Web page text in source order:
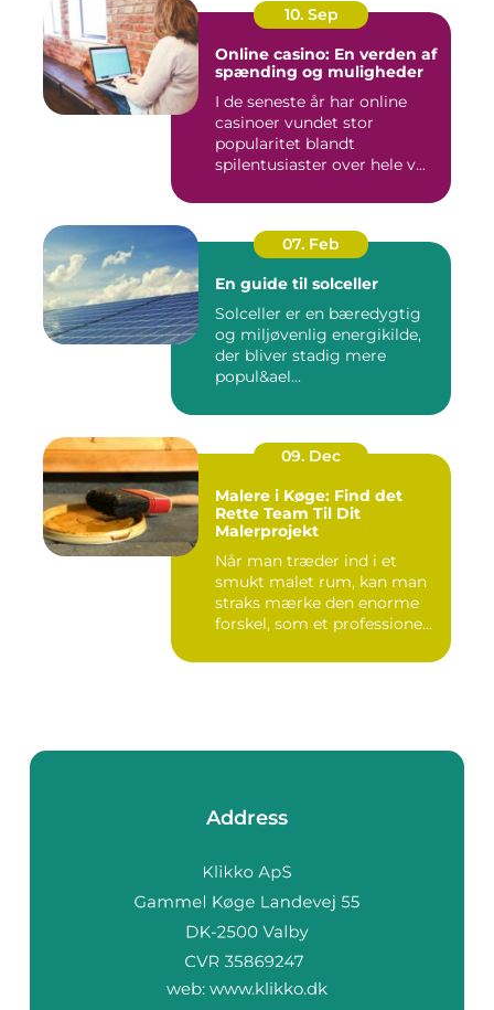
10. Sep
Online casino: En verden af
spænding og muligheder
I de seneste år har online
casinoer vundet stor
popularitet blandt
spilentusiaster over hele v...
07. Feb
En guide til solceller
Solceller er en bæredygtig
og miljøvenlig energikilde,
der bliver stadig mere
popul&ael...
09. Dec
Malere i Køge: Find det
Rette Team Til Dit
Malerprojekt
Når man træder ind i et
smukt malet rum, kan man
straks mærke den enorme
forskel, som et professione...
Address
web: www.klikko.dk